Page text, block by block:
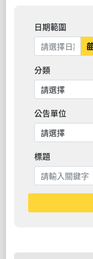
日期範圍
分類
公告單位
標題
搜尋